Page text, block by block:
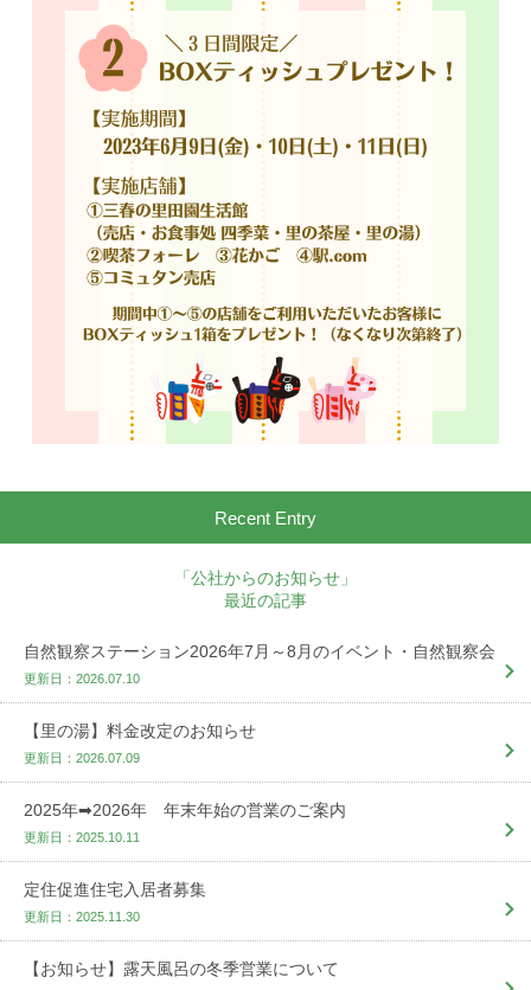
Recent Entry
「公社からのお知らせ」
最近の記事
自然観察ステーション2026年7月～8月のイベント・自然観察会
更新日：2026.07.10
【里の湯】料金改定のお知らせ
更新日：2026.07.09
2025年➡2026年 年末年始の営業のご案内
更新日：2025.10.11
定住促進住宅入居者募集
更新日：2025.11.30
【お知らせ】露天風呂の冬季営業について